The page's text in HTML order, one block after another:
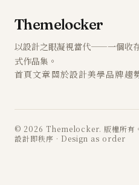
Themelocker
以設計之眼凝視當代——一個收
式作品集。
首頁文章關於設計美學品牌趨
© 2026 Themelocker. 版權所有
設計即秩序 · Design as order